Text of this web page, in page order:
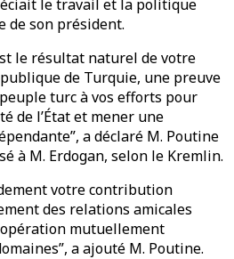
le travail et la politique
de son président.
le résultat naturel de votre
de Turquie, une preuve
turc à vos efforts pour
de l’État et mener une
a déclaré M. Poutine
à M. Erdogan, selon le Kremlin.
votre contribution
des relations amicales
mutuellement
a ajouté M. Poutine.